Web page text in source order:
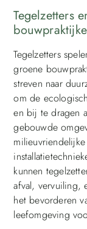
Tegelzetters
Tegelzetters
groene
streven naar
om de
en bij te dragen
gebouwde
kunnen
afval, vervuiling,
het bevorderen
leefomgeving